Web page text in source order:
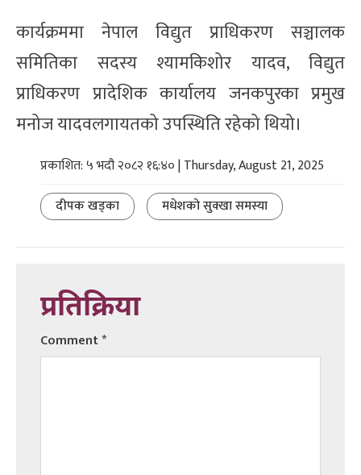
कार्यक्रममा नेपाल विद्युत प्राधिकरण सञ्चालक
समितिका सदस्य श्यामकिशोर यादव, विद्युत
प्राधिकरण प्रादेशिक कार्यालय जनकपुरका प्रमुख
मनोज यादवलगायतको उपस्थिति रहेको थियो।
प्रकाशित: ५ भदौ २०८२ १६:४० | Thursday, August 21, 2025
दीपक खड्का
मधेशको सुक्खा समस्या
प्रतिक्रिया
Comment*